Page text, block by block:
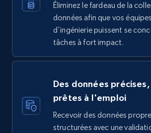
Éliminez le fardeau de la
données afin que vos
d'ingénierie puissent se
tâches à fort impact.
Des données
prêtes à l'emploi
Recevoir des données
structurées avec une